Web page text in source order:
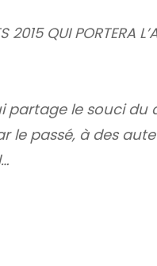
2015 QUI PORTERA
le souci du
le passé, à des